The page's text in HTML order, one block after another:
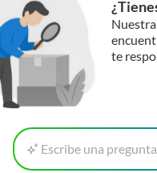
te
Escribe una pregunta